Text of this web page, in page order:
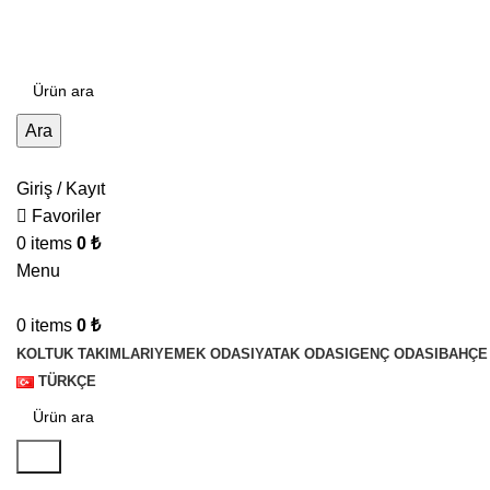
Ara
Giriş / Kayıt
Favoriler
0 items 0 ₺
Menu
0 items 0 ₺
KOLTUK TAKIMLARI YEMEK ODASI YATAK ODASI GENÇ ODASI
TÜRKÇE